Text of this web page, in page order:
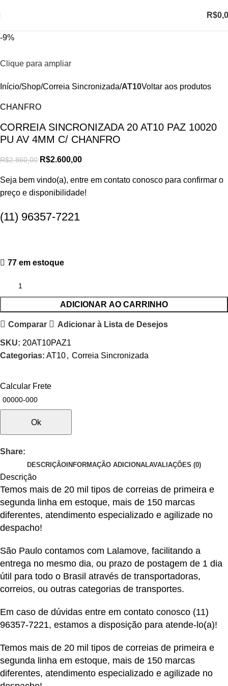
R$
-9%
Clique para ampliar
Início Shop Correia Sincronizada AT10Voltar aos produtos
CHANFRO
CORREIA SINCRONIZADA 20 AT10 PAZ 10020
PU AV 4MM C/ CHANFRO
R$2.860,00 R$2.600,00
Seja bem vindo(a), entre em contato conosco para confirmar o
preço e disponibilidade!
(11) 96357-7221
77 em estoque
ADICIONAR AO CARRINHO
Comparar Adicionar à Lista de Desejos
SKU: 20AT10PAZ1
Categorias: AT10, Correia Sincronizada
Calcular Frete
Ok
Share:
DESCRIÇÃO INFORMAÇÃO ADICIONALAVALIAÇÕES (0)
Descrição
Temos mais de 20 mil tipos de correias de primeira e
segunda linha em estoque, mais de 150 marcas
diferentes, atendimento especializado e agilizade no
despacho!
São Paulo contamos com Lalamove, facilitando a
entrega no mesmo dia, ou prazo de postagem de 1 dia
útil para todo o Brasil através de transportadoras,
correios, ou outras categorias de transportes.
Em caso de dúvidas entre em contato conosco (11)
96357-7221, estamos a disposição para atende-lo(a)!
Temos mais de 20 mil tipos de correias de primeira e
segunda linha em estoque, mais de 150 marcas
diferentes, atendimento especializado e agilizade no